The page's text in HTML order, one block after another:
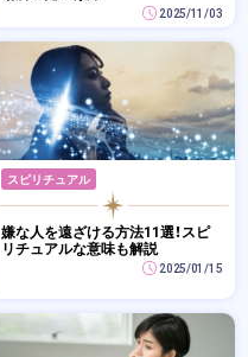
2025/11/03
スピリチュアル
嫌な人を遠ざける方法11選！スピ
リチュアルな意味も解説
2025/01/15